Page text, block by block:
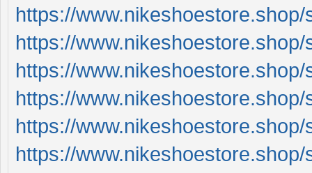
https://
https://
https://
https://
https://www.nikeshoestore.shop/
https://www.nikeshoestore.shop/